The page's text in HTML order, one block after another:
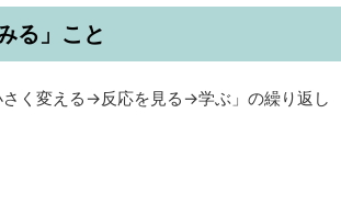
る」こと
く変える→反応を見る→学ぶ」の繰り返し